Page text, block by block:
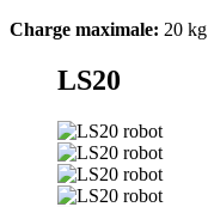
Charge maximale: 20 kg
LS20